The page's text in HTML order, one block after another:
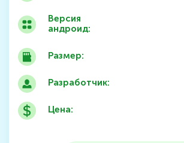
Версия
андроид:
Размер:
Разработчик:
Цена: